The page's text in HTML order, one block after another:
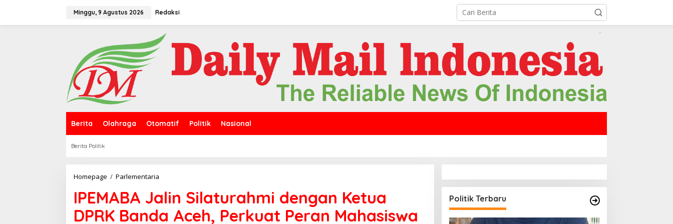
Minggu, 9 Agustus 2026 Redaksi
Berita Olahraga Otomatif Politik Nasional
Berita Politik
Homepage / Parlementaria
E
M
A
B
IPEMABA Jalin Silaturahmi dengan Ketua
DPRK Banda Aceh, Perkuat Peran Mahasiswa
Politik Terbaru